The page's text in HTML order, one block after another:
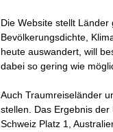
Die Website stellt
Bevölkerungsdichte,
heute auswandert, will
dabei so gering wie
Auch Traumreiseländer
stellen. Das Ergebnis
Schweiz Platz 1,